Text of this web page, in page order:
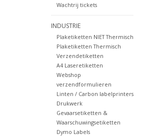
Wachtrij tickets
INDUSTRIE
Plaketiketten NIET Thermisch
Plaketiketten Thermisch
Verzendetiketten
A4 Laseretiketten
Webshop
verzendformulieren
Linten / Carbon labelprinters
Drukwerk
Gevaarsetiketten &
Waarschuwingsetiketten
Dymo Labels